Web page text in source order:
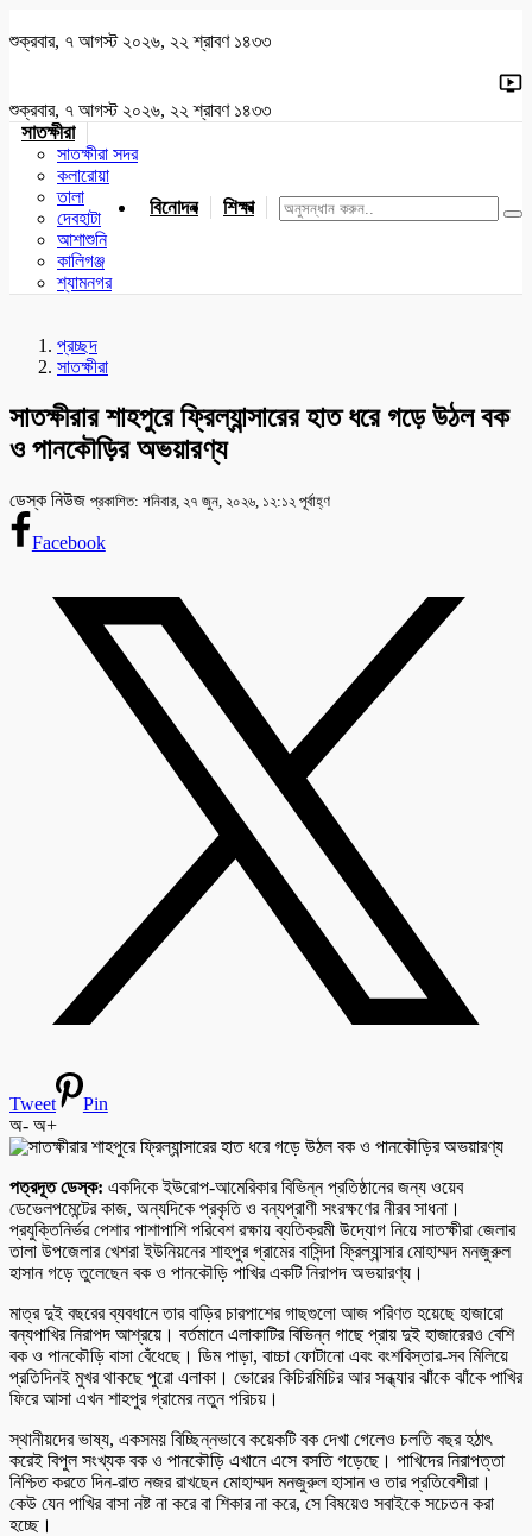
শুক্রবার, ৭ আগস্ট ২০২৬, ২২ শ্রাবণ ১৪৩৩
শুক্রবার, ৭ আগস্ট ২০২৬, ২২ শ্রাবণ ১৪৩৩
সাতক্ষীরা
সাতক্ষীরা সদর
কলারোয়া
তালা
দেবহাটা
আশাশুনি
কালিগঞ্জ
শ্যামনগর
বিনোদন শিক্ষা খেলাধুলা জাতীয় যশোর
প্রচ্ছদ
সাতক্ষীরা
সাতক্ষীরার শাহপুরে ফ্রিল্যান্সারের হাত ধরে গড়ে উঠল বক
ও পানকৌড়ির অভয়ারণ্য
ডেস্ক নিউজ প্রকাশিত: শনিবার, ২৭ জুন, ২০২৬, ১২:১২ পূর্বাহ্ণ
Facebook
Tweet
Pin
অ- অ+
পত্রদূত ডেস্ক: একদিকে ইউরোপ-আমেরিকার বিভিন্ন প্রতিষ্ঠানের জন্য ওয়েব
ডেভেলপমেন্টের কাজ, অন্যদিকে প্রকৃতি ও বন্যপ্রাণী সংরক্ষণের নীরব সাধনা।
প্রযুক্তিনির্ভর পেশার পাশাপাশি পরিবেশ রক্ষায় ব্যতিক্রমী উদ্যোগ নিয়ে সাতক্ষীরা জেলার
তালা উপজেলার খেশরা ইউনিয়নের শাহপুর গ্রামের বাসিন্দা ফ্রিল্যান্সার মোহাম্মদ মনজুরুল
হাসান গড়ে তুলেছেন বক ও পানকৌড়ি পাখির একটি নিরাপদ অভয়ারণ্য।
মাত্র দুই বছরের ব্যবধানে তার বাড়ির চারপাশের গাছগুলো আজ পরিণত হয়েছে হাজারো
বন্যপাখির নিরাপদ আশ্রয়ে। বর্তমানে এলাকাটির বিভিন্ন গাছে প্রায় দুই হাজারেরও বেশি
বক ও পানকৌড়ি বাসা বেঁধেছে। ডিম পাড়া, বাচ্চা ফোটানো এবং বংশবিস্তার-সব মিলিয়ে
প্রতিদিনই মুখর থাকছে পুরো এলাকা। ভোরের কিচিরমিচির আর সন্ধ্যার ঝাঁকে ঝাঁকে পাখির
ফিরে আসা এখন শাহপুর গ্রামের নতুন পরিচয়।
স্থানীয়দের ভাষ্য, একসময় বিচ্ছিন্নভাবে কয়েকটি বক দেখা গেলেও চলতি বছর হঠাৎ
করেই বিপুল সংখ্যক বক ও পানকৌড়ি এখানে এসে বসতি গড়েছে। পাখিদের নিরাপত্তা
নিশ্চিত করতে দিন-রাত নজর রাখছেন মোহাম্মদ মনজুরুল হাসান ও তার প্রতিবেশীরা।
কেউ যেন পাখির বাসা নষ্ট না করে বা শিকার না করে, সে বিষয়েও সবাইকে সচেতন করা
হচ্ছে।